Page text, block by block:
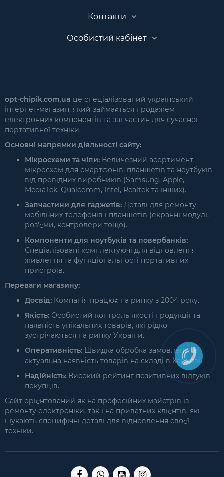
Контакти
Особистий кабінет
opt-chipik.com.ua це спеціалізований український
інтернет-магазин, який займається продажем
електронних компонентів та запчастин для сучасної
портативної техніки.
Основні напрямки діяльності сайту:
Мікросхеми та чіпи: Величезний асортимент
мікросхем для смартфонів, планшетів та ноутбуків
від провідних виробників (Samsung, Apple,
MediaTek, Qualcomm, Intel, Realtek та інших).
Запчастини для гаджетів: Деталі для ремонту
мобільних телефонів і планшетів (екранні модулі,
роз'єми, контролери тощо).
Компоненти для ноутбуків та повербанків:
Спеціалізовані комплектуючі для відновлення
живлення та функціональності портативних
пристроїв.
Переваги магазину:
Досвід: Компанія працює на ринку з 2004 року.
Якість: Особистий контроль якості продукції та
наявність унікальних товарів, які рідко
зустрічаються на ринку України.
Оперативність: Швидка обробка замовлень та
актуальна наявність товарів на складі в Харкові.
Надійність: Високий рейтинг позитивних відгуків
покупців.
Сайт орієнтований як на професійних майстрів із
ремонту електроніки, так і на приватних клієнтів, які
шукають специфічні деталі для відновлення своєї
техніки.